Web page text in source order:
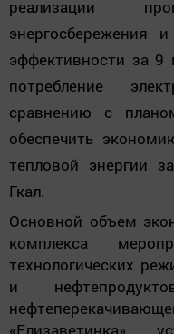
реализации
энергосбережения
эффективности за 9
потребление
сравнению с
обеспечить
тепловой энергии
Гкал.
Основной объем
комплекса
технологических
и